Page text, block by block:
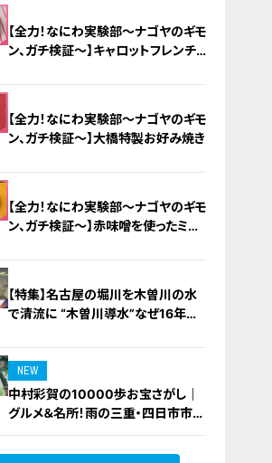
【全力！なにわ実験部～ナゴヤのギモ
ン、ガチ検証～】キャロットフレンチ
【全力！なにわ実験部～ナゴヤのギモ
ン、ガチ検証～】大橋特製お好み焼き
【全力！なにわ実験部～ナゴヤのギモ
ン、ガチ検証～】赤味噌を使ったミル
【特集】名古屋の堀川を木曽川の水
で清流に “木曽川導水”なぜ16年ぶ
NEW
中村彩賀の10000歩お宝さがし｜
グルメ＆名所！雨の三重・四日市市で
お宝探し【チャント！特集】